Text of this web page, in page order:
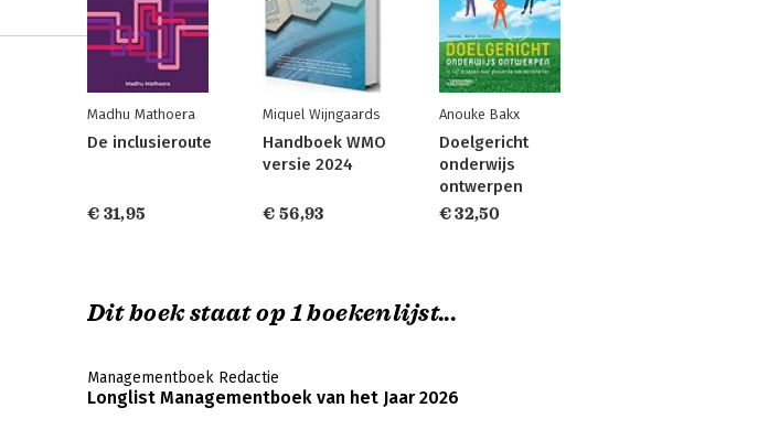
Madhu Mathoera
De inclusieroute
€ 31,95
Miquel Wijngaards
Handboek WMO
versie 2024
€ 56,93
Anouke Bakx
Doelgericht
onderwijs
ontwerpen
€ 32,50
Dit boek staat op 1 boekenlijst...
Managementboek Redactie
Longlist Managementboek van het Jaar 2026